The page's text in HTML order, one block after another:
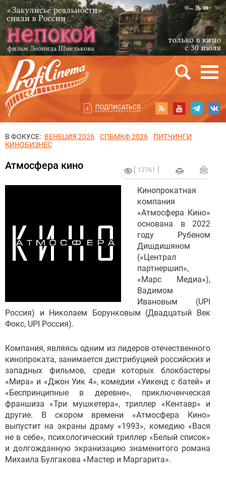
ПОДПИСАТЬСЯ
В ФОКУСЕ: ВЕНЕЦИЯ 2026 СПБМКФ 2026
ПИТЧИНГИ
КИНОБИЗНЕС
12761
Атмосфера кино
Кинопрокатная
компания
«Атмосфера Кино»
основана в 2022
году Рубеном
Дишдишяном
(«Централ
партнершип»,
«Марс Медиа»),
Вадимом
Ивановым (UPI
Россия) и Николаем Борунковым (Двадцатый Век
Фокс, UPI Россия).
Компания, являясь одним из лидеров отечественного
кинопроката, занимается дистрибуцией российских и
западных фильмов, среди которых блокбастеры
«Мира» и «Джон Уик 4», комедии «Уикенд с батей» и
«Беспринципные в деревне», приключенческая
франшиза «Три мушкетера», триллер «Кентавр» и
другие. В скором времени «Атмосфера Кино»
выпустит на экраны драму «1993», комедию «Вася
не в себе», психологический триллер «Белый список»
и долгожданную экранизацию знаменитого романа
Михаила Булгакова «Мастер и Маргарита».